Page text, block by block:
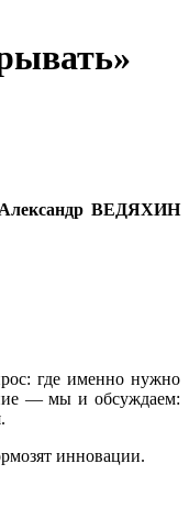
Александр ВЕДЯХИН
где именно нужно
— мы и обсуждаем:
инновации.